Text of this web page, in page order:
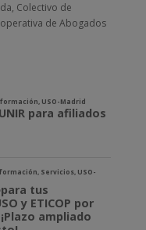
Colectivo de
de Abogados